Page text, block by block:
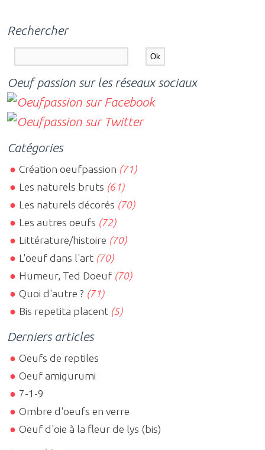
Rechercher
Oeuf passion sur les réseaux sociaux
Catégories
Création oeufpassion (71)
Les naturels bruts (61)
Les naturels décorés (70)
Les autres oeufs (72)
Littérature/histoire (70)
L'oeuf dans l'art (70)
Humeur, Ted Doeuf (70)
Quoi d'autre ? (71)
Bis repetita placent (5)
Derniers articles
Oeufs de reptiles
Oeuf amigurumi
7-1-9
Ombre d'oeufs en verre
Oeuf d'oie à la fleur de lys (bis)